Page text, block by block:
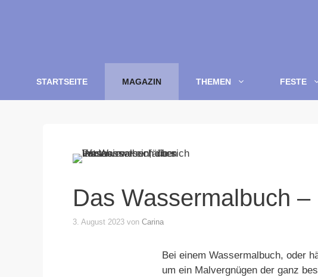
STARTSEITE MAGAZIN THEMEN FESTE
Das Wassermalbuch
3. August 2023 von Carina
Bei einem Wassermalbuch, oder
um ein Malvergnügen der ganz